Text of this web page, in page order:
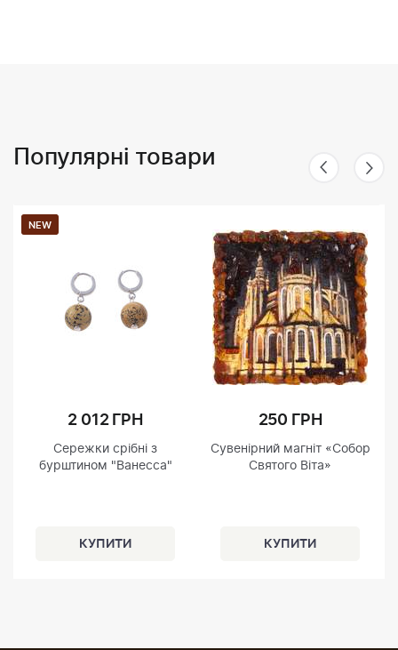
Популярні товари
NEW
2 012 ГРН
Сережки срібні з
бурштином "Ванесса"
250 ГРН
Сувенірний магніт «Собор
Святого Віта»